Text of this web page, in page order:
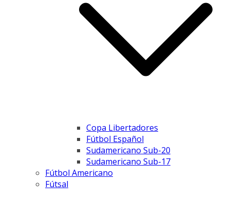
Copa Libertadores
Fútbol Español
Sudamericano Sub-20
Sudamericano Sub-17
Fútbol Americano
Fútsal